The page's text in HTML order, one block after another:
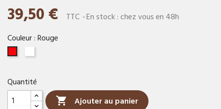
39,50 € TTC En stock : chez vous en 48h
Couleur : Rouge
Quantité
 Ajouter au panier